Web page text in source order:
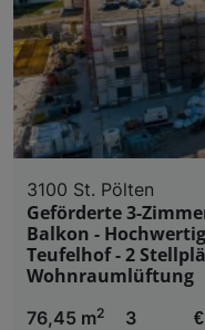
3100 St. Pölten
Geförderte 3-
Balkon -
Teufelhof - 2
Wohnraumlüftung
76,45 m2
3